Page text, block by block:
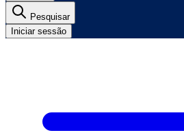
Pesquisar
Iniciar sessão